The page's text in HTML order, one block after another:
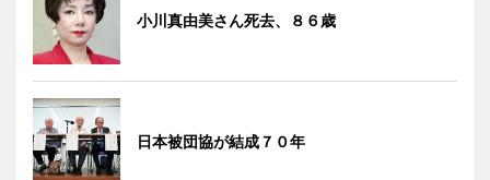
小川真由美さん死去、８６歳
日本被団協が結成７０年